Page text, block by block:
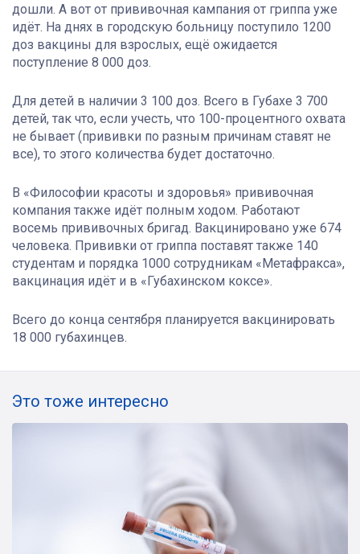
дошли. А вот от прививочная кампания от гриппа уже
идёт. На днях в городскую больницу поступило 1200
доз вакцины для взрослых, ещё ожидается
поступление 8 000 доз.
Для детей в наличии 3 100 доз. Всего в Губахе 3 700
детей, так что, если учесть, что 100-процентного охвата
не бывает (прививки по разным причинам ставят не
все), то этого количества будет достаточно.
В «Философии красоты и здоровья» прививочная
компания также идёт полным ходом. Работают
восемь прививочных бригад. Вакцинировано уже 674
человека. Прививки от гриппа поставят также 140
студентам и порядка 1000 сотрудникам «Метафракса»,
вакцинация идёт и в «Губахинском коксе».
Всего до конца сентября планируется вакцинировать
18 000 губахинцев.
Это тоже интересно